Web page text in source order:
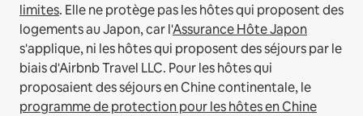
limites. Elle ne protège pas les hôtes qui proposent des
logements au Japon, car l'Assurance Hôte Japon
s'applique, ni les hôtes qui proposent des séjours par le
biais d'Airbnb Travel LLC. Pour les hôtes qui
proposaient des séjours en Chine continentale, le
programme de protection pour les hôtes en Chine